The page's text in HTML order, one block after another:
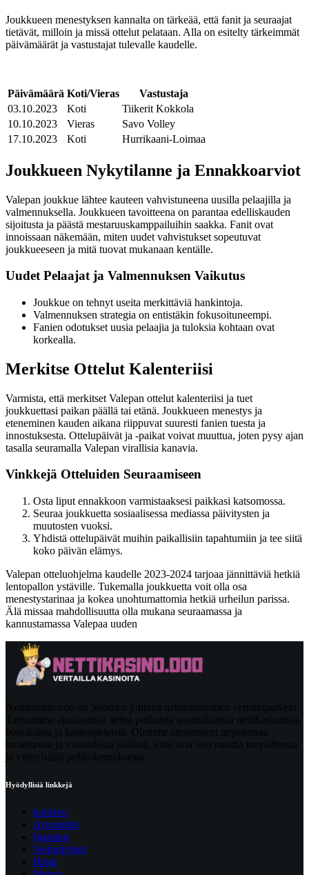
Joukkueen menestyksen kannalta on tärkeää, että fanit ja seuraajat
tietävät, milloin ja missä ottelut pelataan. Alla on esitelty tärkeimmät
päivämäärät ja vastustajat tulevalle kaudelle.
Päivämäärä Koti/Vieras
Vastustaja
03.10.2023
Koti
Tiikerit Kokkola
10.10.2023
Vieras
Savo Volley
17.10.2023
Koti Hurrikaani-Loimaa
Joukkueen Nykytilanne ja Ennakkoarviot
Valepan joukkue lähtee kauteen vahvistuneena uusilla pelaajilla ja
valmennuksella. Joukkueen tavoitteena on parantaa edelliskauden
sijoitusta ja päästä mestaruuskamppailuihin saakka. Fanit ovat
innoissaan näkemään, miten uudet vahvistukset sopeutuvat
joukkueeseen ja mitä tuovat mukanaan kentälle.
Uudet Pelaajat ja Valmennuksen Vaikutus
Joukkue on tehnyt useita merkittäviä hankintoja.
Valmennuksen strategia on entistäkin fokusoituneempi.
Fanien odotukset uusia pelaajia ja tuloksia kohtaan ovat
korkealla.
Merkitse Ottelut Kalenteriisi
Varmista, että merkitset Valepan ottelut kalenteriisi ja tuet
joukkuettasi paikan päällä tai etänä. Joukkueen menestys ja
eteneminen kauden aikana riippuvat suuresti fanien tuesta ja
innostuksesta. Ottelupäivät ja -paikat voivat muuttua, joten pysy ajan
tasalla seuramalla Valepan virallisia kanavia.
Vinkkejä Otteluiden Seuraamiseen
Osta liput ennakkoon varmistaaksesi paikkasi katsomossa.
Seuraa joukkuetta sosiaalisessa mediassa päivitysten ja
muutosten vuoksi.
Yhdistä ottelupäivät muihin paikallisiin tapahtumiin ja tee siitä
koko päivän elämys.
Valepan otteluohjelma kaudelle 2023-2024 tarjoaa jännittäviä hetkiä
lentopallon ystäville. Tukemalla joukkuetta voit olla osa
menestystarinaa ja kokea unohtumattomia hetkiä urheilun parissa.
Älä missaa mahdollisuutta olla mukana seuraamassa ja
kannustamassa Valepaa uuden
Nettikasino.ooo on Suomen johtava nettikasinoiden vertailupalvelu.
Tarjoamme ajantasaista tietoa parhaista suomalaisista nettikasinoista,
bonuksista ja kasinopeleistä. Olemme sitoutuneet tarjoamaan
luotettavaa ja vastuullista sisältöä, jotta sinä voit nauttia turvallisesta
ja viihtyisästä pelikokemuksesta.
Hyödyllisiä linkkejä
kotisivu
Arvostelut
Igaming
Vedonlyönti
Blogi